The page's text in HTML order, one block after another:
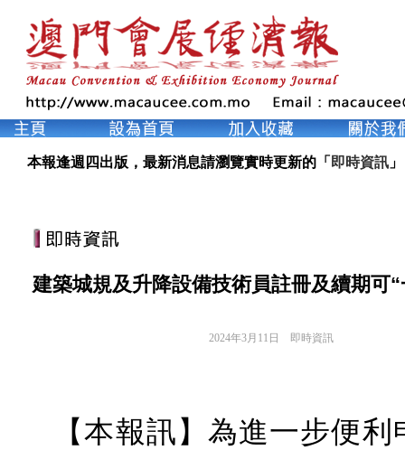
本報逢週四出版，最新消息請瀏覽實時更新的「 即時資訊 」
建築城規及升降設備技術員註冊及續期可
2024年3月11日 即時資訊
【本報訊】為進一步便